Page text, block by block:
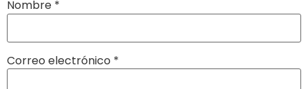
Nombre *
Correo electrónico *